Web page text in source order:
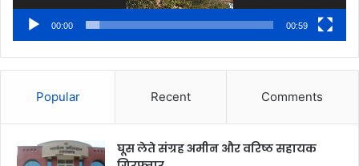
00:00 00:59
Popular Recent Comments
घूस लेते संग्रह अमीन और वरिष्ठ सहायक